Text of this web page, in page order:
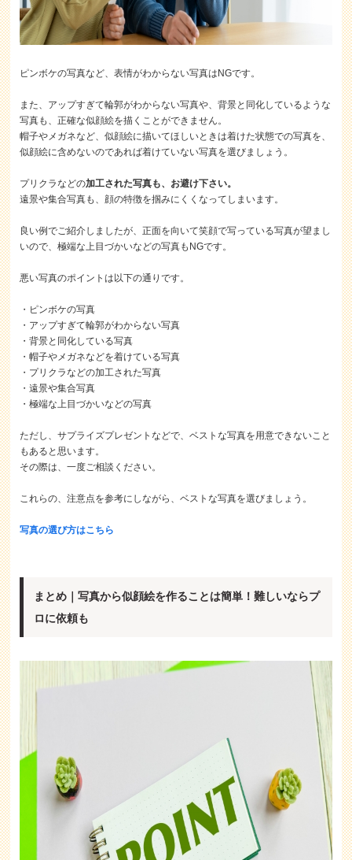
ピンボケの写真など、表情がわからない写真はNGです。
また、アップすぎて輪郭がわからない写真や、背景と同化しているような
写真も、正確な似顔絵を描くことができません。
帽子やメガネなど、似顔絵に描いてほしいときは着けた状態での写真を、
似顔絵に含めないのであれば着けていない写真を選びましょう。
プリクラなどの加工された写真も、お避け下さい。
遠景や集合写真も、顔の特徴を掴みにくくなってしまいます。
良い例でご紹介しましたが、正面を向いて笑顔で写っている写真が望まし
いので、極端な上目づかいなどの写真もNGです。
悪い写真のポイントは以下の通りです。
・ピンボケの写真
・アップすぎて輪郭がわからない写真
・背景と同化している写真
・帽子やメガネなどを着けている写真
・プリクラなどの加工された写真
・遠景や集合写真
・極端な上目づかいなどの写真
ただし、サプライズプレゼントなどで、ベストな写真を用意できないこと
もあると思います。
その際は、一度ご相談ください。
これらの、注意点を参考にしながら、ベストな写真を選びましょう。
写真の選び方はこちら
まとめ｜写真から似顔絵を作ることは簡単！難しいならプ
ロに依頼も